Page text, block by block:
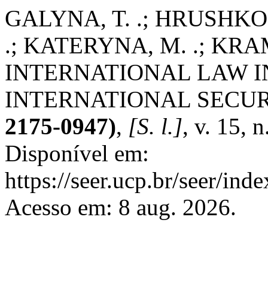
GALYNA, T. .;
.; KATERYNA, M. .;
INTERNATIONAL LAW
INTERNATIONAL
2175-0947), [S. l.], v. 15,
Disponível em:
https://seer.ucp.br/seer/
Acesso em: 8 aug. 2026.